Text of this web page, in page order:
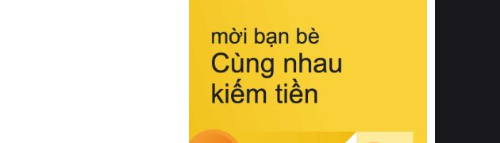
hồi chuẩn xác của phần đệm nâng đỡ
cột sống.
Bên cạnh đó, việc lựa chọn các dòng
sản phẩm đạt chuẩn chất lượng quốc
tế còn giúp ngăn ngừa tình trạng kích
khuẩn và nấm mốc trong điều kiện